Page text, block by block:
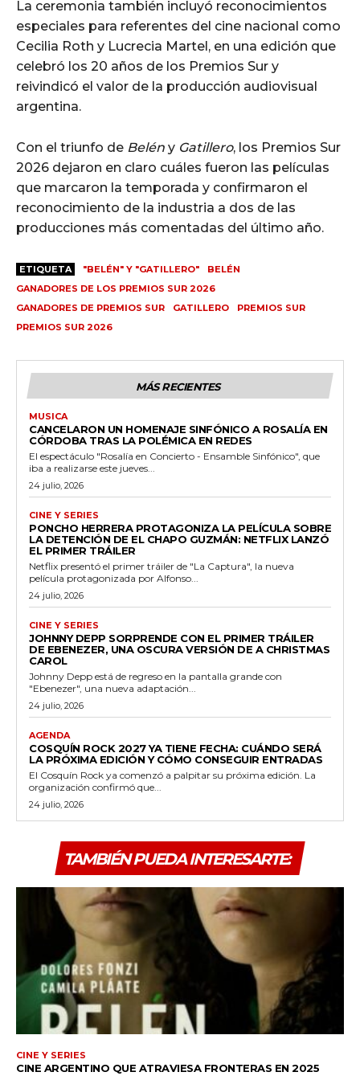
La ceremonia también incluyó reconocimientos
especiales para referentes del cine nacional como
Cecilia Roth y Lucrecia Martel, en una edición que
celebró los 20 años de los Premios Sur y
reivindicó el valor de la producción audiovisual
argentina.
Con el triunfo de Belén y Gatillero, los Premios Sur
2026 dejaron en claro cuáles fueron las películas
que marcaron la temporada y confirmaron el
reconocimiento de la industria a dos de las
producciones más comentadas del último año.
ETIQUETA "BELÉN" Y "GATILLERO"
BELÉN
GANADORES DE LOS PREMIOS SUR 2026
GANADORES DE PREMIOS SUR
GATILLERO
PREMIOS SUR
PREMIOS SUR 2026
MÁS RECIENTES
MUSICA
CANCELARON UN HOMENAJE SINFÓNICO A ROSALÍA EN
CÓRDOBA TRAS LA POLÉMICA EN REDES
El espectáculo "Rosalía en Concierto - Ensamble Sinfónico", que
iba a realizarse este jueves...
24 julio, 2026
CINE Y SERIES
PONCHO HERRERA PROTAGONIZA LA PELÍCULA SOBRE
LA DETENCIÓN DE EL CHAPO GUZMÁN: NETFLIX LANZÓ
EL PRIMER TRÁILER
Netflix presentó el primer tráiler de "La Captura", la nueva
película protagonizada por Alfonso...
24 julio, 2026
CINE Y SERIES
JOHNNY DEPP SORPRENDE CON EL PRIMER TRÁILER
DE EBENEZER, UNA OSCURA VERSIÓN DE A CHRISTMAS
CAROL
Johnny Depp está de regreso en la pantalla grande con
"Ebenezer", una nueva adaptación...
24 julio, 2026
AGENDA
COSQUÍN ROCK 2027 YA TIENE FECHA: CUÁNDO SERÁ
LA PRÓXIMA EDICIÓN Y CÓMO CONSEGUIR ENTRADAS
El Cosquín Rock ya comenzó a palpitar su próxima edición. La
organización confirmó que...
24 julio, 2026
TAMBIÉN PUEDA INTERESARTE:
CINE Y SERIES
CINE ARGENTINO QUE ATRAVIESA FRONTERAS EN 2025